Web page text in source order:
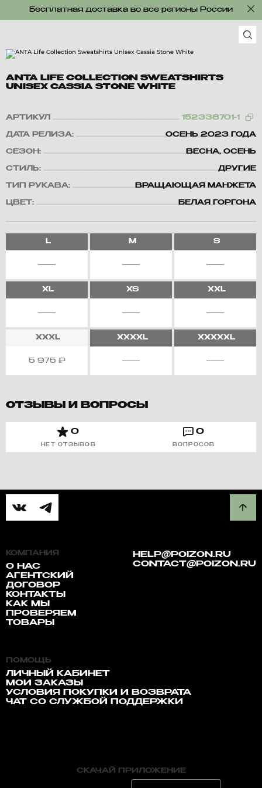
Бесплатная доставка во все регионы России
ANTA LIFE COLLECTION SWEATSHIRTS
UNISEX CASSIA STONE WHITE
АРТИКУЛ 152338701-1
ДАТА РЕЛИЗА: ОСЕНЬ 2023 ГОДА
СЕЗОН: ВЕСНА, ОСЕНЬ
СТИЛЬ: ДРУГИЕ
ТИП РУКАВА: ВРАЩАЮЩАЯ МАНЖЕТА
ЦВЕТ: БЕЛАЯ ГОРГОНА
L M S
XL XS XXL
XXXL
5 975 ₽
XXXXL XXXXXL
ОТЗЫВЫ И ВОПРОСЫ
0
НЕТ ОТЗЫВОВ
0
ВОПРОСОВ
КОМПАНИЯ
О НАС
АГЕНТСКИЙ
ДОГОВОР
КОНТАКТЫ
КАК МЫ
ПРОВЕРЯЕМ
ТОВАРЫ
HELP@POIZON.RU
CONTACT@POIZON.RU
ПОМОЩЬ
ЛИЧНЫЙ КАБИНЕТ
МОИ ЗАКАЗЫ
УСЛОВИЯ ПОКУПКИ И ВОЗВРАТА
ЧАТ СО СЛУЖБОЙ ПОДДЕРЖКИ
СКАЧАЙ ПРИЛОЖЕНИЕ